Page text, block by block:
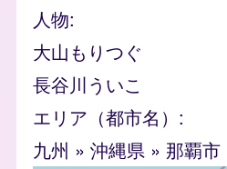
人物
大山もりつぐ
長谷川ういこ
エリア（都市名）
九州 » 沖縄県 » 那覇市